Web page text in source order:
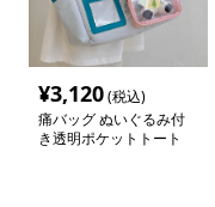
¥3,120(税込)
痛バッグ ぬいぐるみ付
き透明ポケットトート